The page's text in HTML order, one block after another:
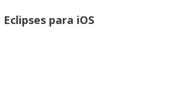
para iOS